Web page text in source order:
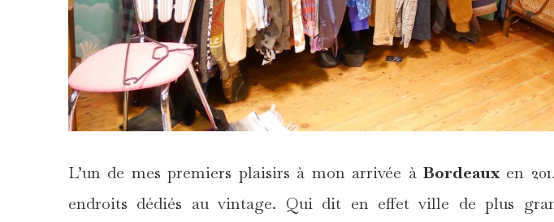
L’un de mes premiers plaisirs à mon arrivée à Bordeauxen
endroits dédiés au vintage. Qui dit en effet ville de plus